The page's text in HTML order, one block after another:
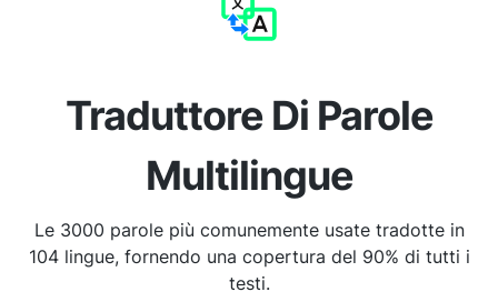
Traduttore Di Parole
Multilingue
Le 3000 parole più comunemente usate tradotte in
104 lingue, fornendo una copertura del 90% di tutti i
testi.